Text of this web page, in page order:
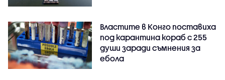
Властите в Конго поставиха
под карантина кораб с 255
души заради съмнения за
ебола